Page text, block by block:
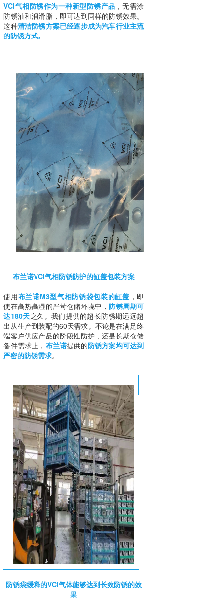
VCI气相防锈作为一种新型防锈产品 ，无需涂
防锈油和润滑脂，即可达到同样的防锈效果。
这种清洁防锈方案已经逐步成为汽车行业主流
的防锈方式。
布兰诺VCI气相防锈防护的缸盖包装方案
使用布兰诺M3型气相防锈袋包装的缸盖 ，即
使在高热高湿的严苛仓储环境中，防锈周期可
达180天之久。我们提供的超长防锈期远远超
出从生产到装配的60天需求。不论是在满足终
端客户供应产品的阶段性防护，还是长期仓储
备件需求上， 布兰诺提供的防锈方案均可达到
严密的防锈需求。
防锈袋缓释的VCI气体能够达到长效防锈的效
果